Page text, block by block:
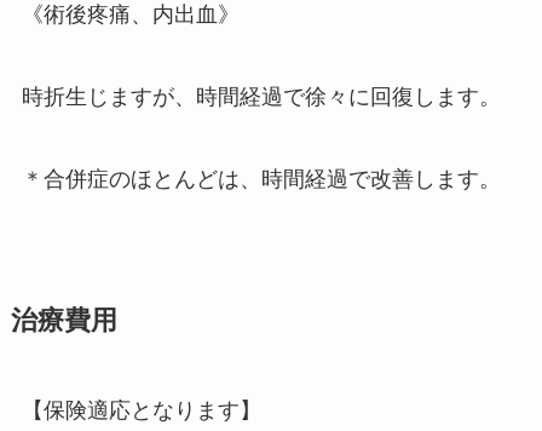
《術後疼痛、内出血》
時折生じますが、時間経過で徐々に回復します。
＊合併症のほとんどは、時間経過で改善します。
治療費用
【保険適応となります】